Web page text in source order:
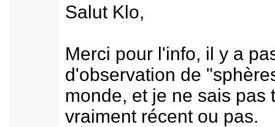
Salut Klo,
Merci pour l'info, il y a
d'observation de
monde, et je ne sais pas
vraiment récent ou pas.